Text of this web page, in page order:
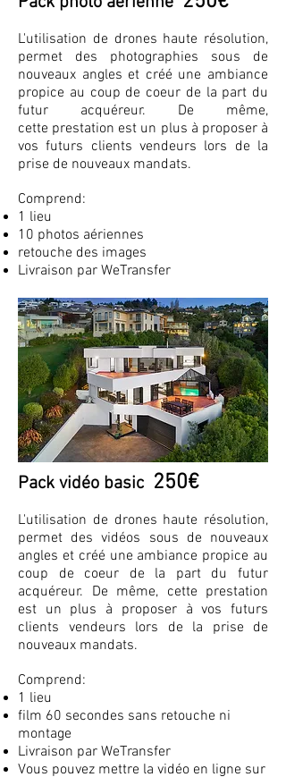
L'utilisation de drones haute résolution,
permet des photographies sous de
nouveaux angles et créé une ambiance
propice au coup de coeur de la part du
futur acquéreur. De même,
cette prestation est un plus à proposer à
vos futurs clients vendeurs lors de la
prise de nouveaux mandats.
Comprend:
1 lieu
10 photos aériennes
retouche des images
Livraison par WeTransfer
Pack vidéo basic 250€
L'utilisation de drones haute résolution,
permet des vidéos sous de nouveaux
angles et créé une ambiance propice au
coup de coeur de la part du futur
acquéreur. De même, cette prestation
est un plus à proposer à vos futurs
clients vendeurs lors de la prise de
nouveaux mandats.
Comprend:
1 lieu
film 60 secondes sans retouche ni
montage
Livraison par WeTransfer
Vous pouvez mettre la vidéo en ligne sur